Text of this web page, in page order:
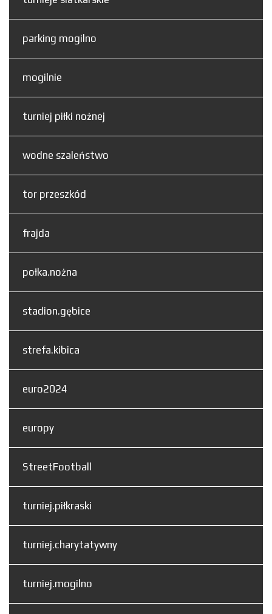
parking mogilno
mogilnie
turniej piłki nożnej
wodne szaleństwo
tor przeszkód
frajda
połka.nożna
stadion.gębice
strefa.kibica
euro2024
europy
StreetFootball
turniej.piłkraski
turniej.charytatywny
turniej.mogilno